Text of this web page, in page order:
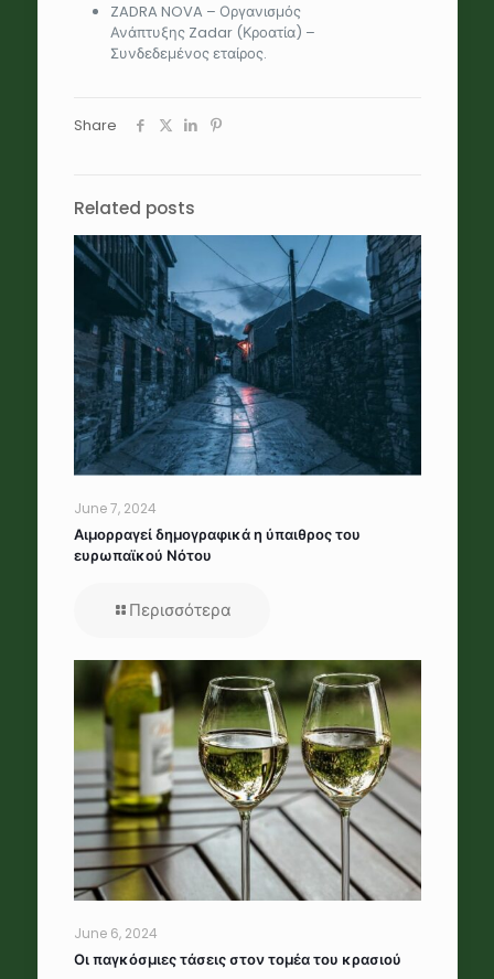
ZADRA NOVA – Οργανισμός
Ανάπτυξης Zadar(Κροατία) –
Συνδεδεμένος εταίρος.
Share
Related posts
June 7, 2024
Αιμορραγεί δημογραφικά η ύπαιθρος του
ευρωπαϊκού Νότου
Περισσότερα
June 6, 2024
Οι παγκόσμιες τάσεις στον τομέα του κρασιού